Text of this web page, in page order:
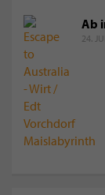
Ab
24.